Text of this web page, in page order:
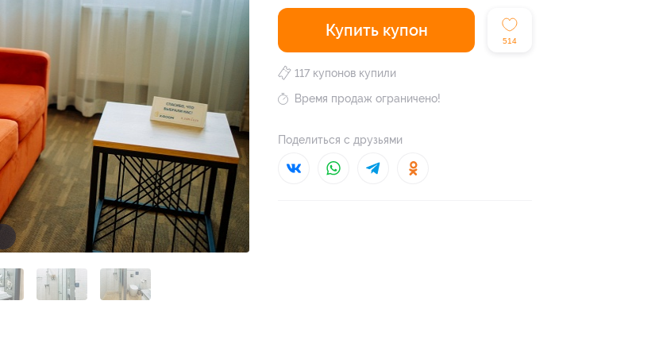
Купить купон
514
117 купонов купили
Время продаж ограничено!
Поделиться с друзьями